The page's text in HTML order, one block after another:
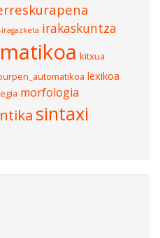
irakaskuntza
kitxua
lexikoa
morfologia
sintaxi